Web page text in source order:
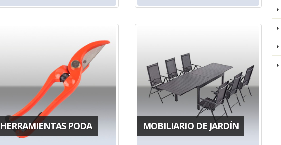
HERRAMIENTAS PODA MOBILIARIO DE JARDÍN